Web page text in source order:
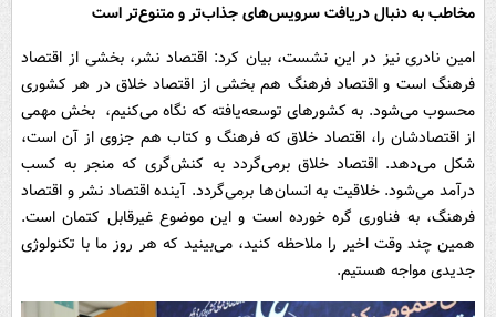
مخاطب به دنبال دریافت سرویس‌های جذاب‌تر و متنوع‌تر است
امین نادری نیز در این نشست، بیان کرد: اقتصاد نشر، بخشی از اقتصاد
فرهنگ است و اقتصاد فرهنگ هم بخشی از اقتصاد خلاق در هر کشوری
محسوب می‌شود. به کشورهای توسعه‌یافته که نگاه می‌کنیم، ‌ بخش مهمی
از اقتصادشان را، اقتصاد خلاق که فرهنگ و کتاب هم جزوی از آن است،
شکل می‌دهد. اقتصاد خلاق برمی‌گردد به کنش‌گری که منجر به کسب
درآمد می‌شود. خلاقیت به انسان‌ها برمی‌گردد. آینده اقتصاد نشر و اقتصاد
فرهنگ، به فناوری گره خورده است و این موضوع غیرقابل کتمان است.
همین چند وقت اخیر را ملاحظه کنید، می‌بینید که هر روز ما با تکنولوژی
جدیدی مواجه هستیم.